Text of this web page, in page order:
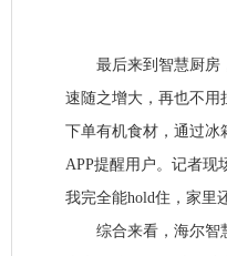
最后来到智慧厨房，
速随之增大，再也不用
下单有机食材，通过冰
APP提醒用户。记者现
我完全能hold住，家里
综合来看，海尔智慧